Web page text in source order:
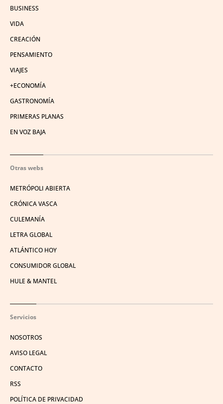
BUSINESS
VIDA
CREACIÓN
PENSAMIENTO
VIAJES
+ECONOMÍA
GASTRONOMÍA
PRIMERAS PLANAS
EN VOZ BAJA
Otras webs
METRÓPOLI ABIERTA
CRÓNICA VASCA
CULEMANÍA
LETRA GLOBAL
ATLÁNTICO HOY
CONSUMIDOR GLOBAL
HULE & MANTEL
Servicios
NOSOTROS
AVISO LEGAL
CONTACTO
RSS
POLÍTICA DE PRIVACIDAD